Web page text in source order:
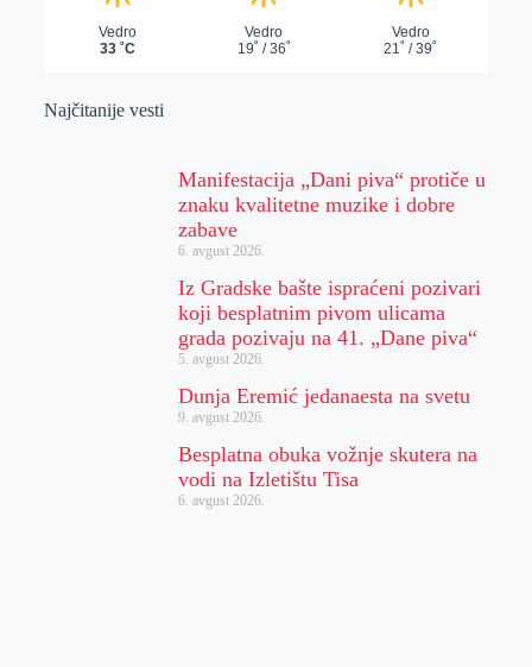
Najčitanije vesti
Manifestacija „Dani piva“ protiče u
znaku kvalitetne muzike i dobre
zabave
6. avgust 2026.
Iz Gradske bašte ispraćeni pozivari
koji besplatnim pivom ulicama
grada pozivaju na 41. „Dane piva“
5. avgust 2026.
Dunja Eremić jedanaesta na svetu
9. avgust 2026.
Besplatna obuka vožnje skutera na
vodi na Izletištu Tisa
6. avgust 2026.